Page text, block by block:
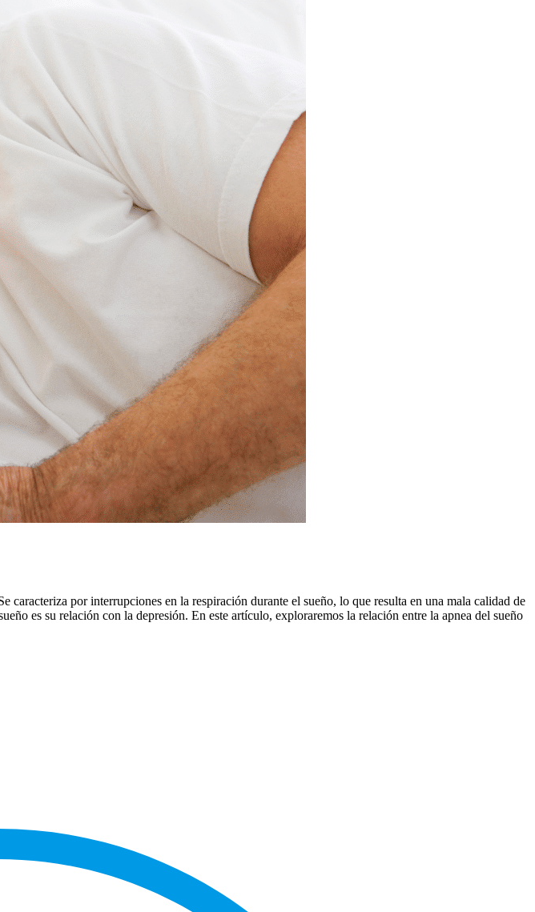
caracteriza por interrupciones en la respiración durante el sueño, lo que resulta en una mala calidad de
es su relación con la depresión. En este artículo, exploraremos la relación entre la apnea del sueño